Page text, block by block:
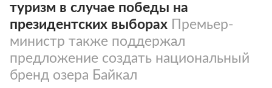
туризм в случае победы на
президентских выборах Премьер-
министр также поддержал
предложение создать национальный
бренд озера Байкал